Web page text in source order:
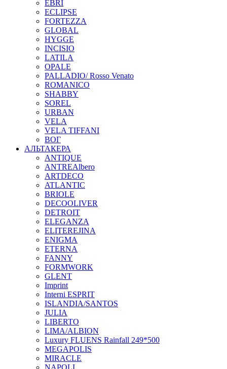
EBRI
ECLIPSE
FORTEZZA
GLOBAL
HYGGE
INCISIO
LATILA
OPALE
PALLADIO/ Rosso Venato
ROMANICO
SHABBY
SOREL
URBAN
VELA
VELA TIFFANI
ВОГ
АЛЬТАКЕРА
ANTIQUE
ANTREAlbero
ARTDECO
ATLANTIC
BRIOLE
DECOOLIVER
DETROIT
ELEGANZA
ELITEREJINA
ENIGMA
ETERNA
FANNY
FORMWORK
GLENT
Imprint
Interni ESPRIT
ISLANDIA/SANTOS
JULIA
LIBERTO
LIMA/ALBION
Luxury FLUENS Rainfall 249*500
MEGAPOLIS
MIRACLE